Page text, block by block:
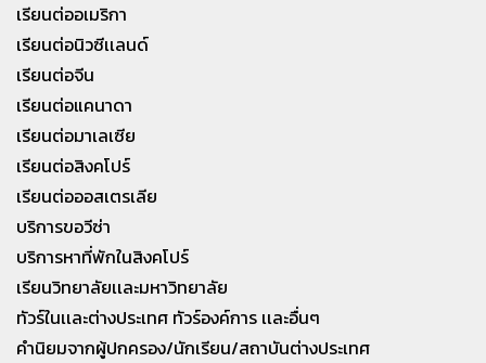
เรียนต่ออเมริกา
เรียนต่อนิวซีเเลนด์
เรียนต่อจีน
เรียนต่อแคนาดา
เรียนต่อมาเลเซีย
เรียนต่อสิงคโปร์
เรียนต่อออสเตรเลีย
บริการขอวีซ่า
บริการหาที่พักในสิงคโปร์
เรียนวิทยาลัยเเละมหาวิทยาลัย
ทัวร์ในเเละต่างประเทศ ทัวร์องค์การ เเละอื่นๆ
คำนิยมจากผู้ปกครอง/นักเรียน/สถาบันต่างประเทศ